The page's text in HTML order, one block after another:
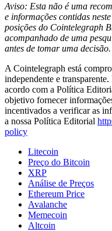
Aviso: Esta não é uma
e informações contidas
posições do Cointelegraph
acompanhado de uma
antes de tomar uma decisão.
A Cointelegraph está
independente e
acordo com a Política
objetivo fornecer
incentivados a verificar as
a nossa Política Editorial
policy
Litecoin
Preço do Bitcoin
XRP
Análise de Preços
Ethereum Price
Avalanche
Memecoin
Altcoin